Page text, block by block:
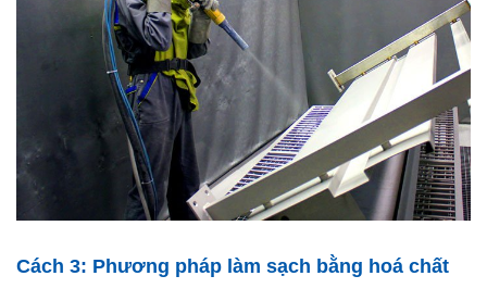
Cách 3: Phương pháp làm sạch bằng hoá chất